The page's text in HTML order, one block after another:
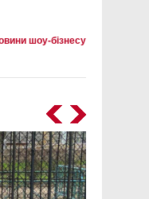
шоу-бізнесу